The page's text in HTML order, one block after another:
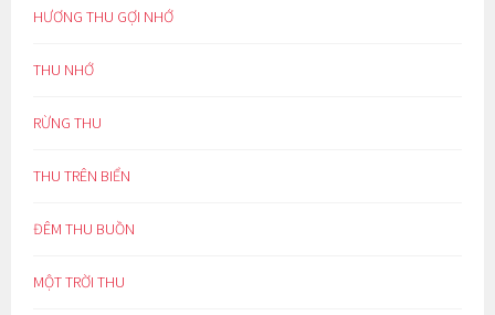
HƯƠNG THU GỢI NHỚ
THU NHỚ
RỪNG THU
THU TRÊN BIỂN
ĐÊM THU BUỒN
MỘT TRỜI THU